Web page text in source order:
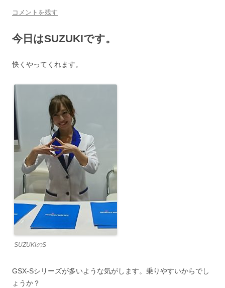
コメントを残す
今日はSUZUKIです。
快くやってくれます。
SUZUKIのS
GSX-Sシリーズが多いような気がします。乗りやすいからでし
ょうか？